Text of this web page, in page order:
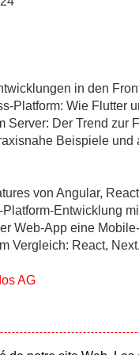
in den
Platform: Wie Flutter
Server: Der Trend
Beispiele und
von Angular,
Entwicklung
Web-App eine
Vergleich: React,
AG